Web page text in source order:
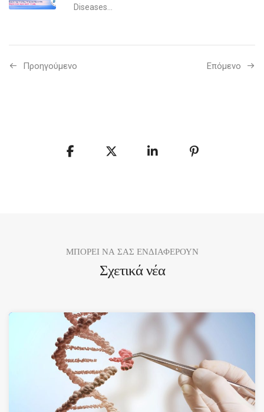
Diseases...
Προηγούμενo Επόμενο
ΜΠΟΡΕΙ ΝΑ ΣΑΣ ΕΝΔΙΑΦΕΡΟΥΝ
Σχετικά νέα